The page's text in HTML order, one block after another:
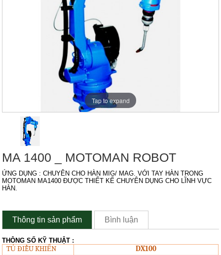
Tap to expand
MA 1400 _ MOTOMAN ROBOT
ỨNG DỤNG : CHUYÊN CHO HÀN MIG/ MAG. VỚI TAY HÀN TRONG
MOTOMAN MA1400 ĐƯỢC THIẾT KẾ CHUYÊN DỤNG CHO LĨNH VỰC
HÀN.
Thông tin sản phẩm Bình luận
THÔNG SỐ KỸ THUẬT :
TỦ ĐIỀU KHIỂN
DX100